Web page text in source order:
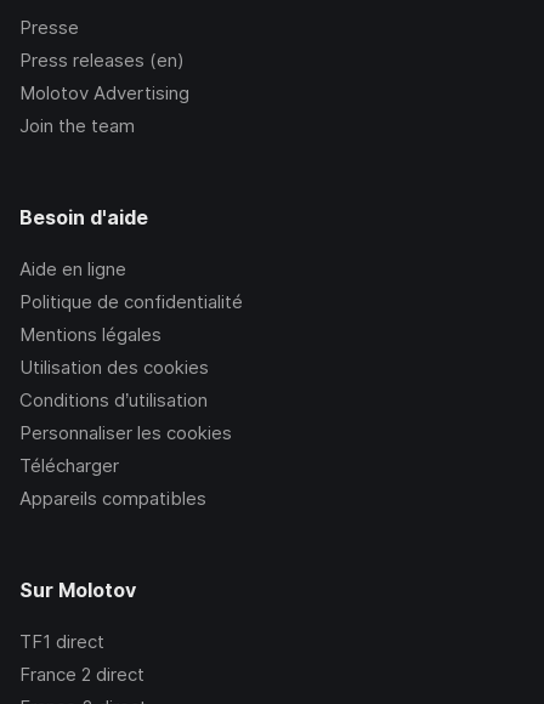
Presse
Press releases (en)
Molotov Advertising
Join the team
Besoin d'aide
Aide en ligne
Politique de confidentialité
Mentions légales
Utilisation des cookies
Conditions d’utilisation
Personnaliser les cookies
Télécharger
Appareils compatibles
Sur Molotov
TF1 direct
France 2 direct